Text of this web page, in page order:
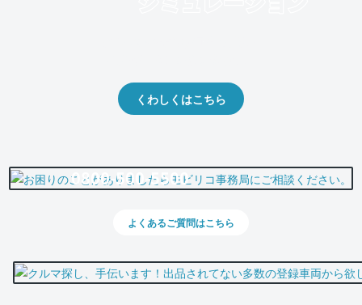
くわしくはこちら
0800-500-5500
よくあるご質問はこちら